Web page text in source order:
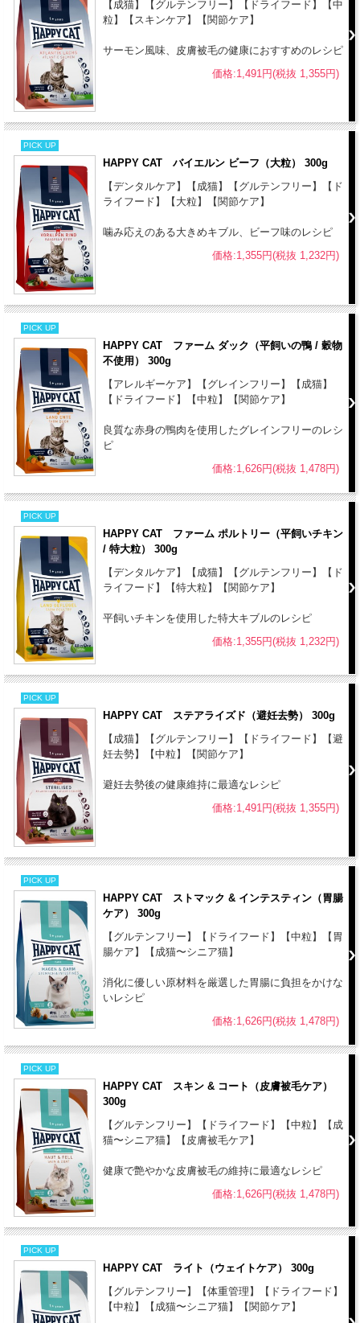
リン - 0.95%
カリウム - 0.6 %
ナトリウム - 0.6 %
マグネシウム - 0.08 %
代謝エネルギー：352.5kcal / 100g
粒の大きさ：Mix Kibbles（直径10mm 厚み6mm）
原産国：ドイツ
●パッケージ記載の給与量を目安にしてください。
●いつでも新鮮な水が飲めるようにしておいてください。
●給与回数は、1日に2回が一般的です。
●フードの切り替えは、現在の食事に当製品を少しずつ増量し、約7日
間を目安に切り替えてください。
【保存方法】
●ハッピーキャットは、合成保存料は無添加です。高温多湿、直射日
光を避け、涼しい場所での保管をお願いします。
●開封後は賞味期限に関わらず、なるべくお早めにご使用ください。
●本品は猫専用フードです。誤食防止のため、小児の手の届かない場
所に保管してください。
●本品は自然素材を使用しておりますので、原材料の産地や収穫時期
等により、粒の見た目や大きさに若干差がある場合がありますが、品
質上問題はありません。
●開封後は虫が入らないように、しっかりと密封して下さい。
【成猫】【グルテンフリー】【ドライフード】【中
粒】【スキンケア】【関節ケア】
サーモン風味、皮膚被毛の健康におすすめのレシピ
価格:1,491円(税抜 1,355円)
PICK UP
HAPPY CAT バイエルン ビーフ（大粒） 300g
【デンタルケア】【成猫】【グルテンフリー】【ド
ライフード】【大粒】【関節ケア】
噛み応えのある大きめキブル、ビーフ味のレシピ
価格:1,355円(税抜 1,232円)
PICK UP
HAPPY CAT ファーム ダック（平飼いの鴨 / 穀物
不使用） 300g
【アレルギーケア】【グレインフリー】【成猫】
【ドライフード】【中粒】【関節ケア】
良質な赤身の鴨肉を使用したグレインフリーのレシ
ピ
価格:1,626円(税抜 1,478円)
PICK UP
HAPPY CAT ファーム ポルトリー（平飼いチキン
/ 特大粒） 300g
【デンタルケア】【成猫】【グルテンフリー】【ド
ライフード】【特大粒】【関節ケア】
平飼いチキンを使用した特大キブルのレシピ
価格:1,355円(税抜 1,232円)
PICK UP
HAPPY CAT ステアライズド（避妊去勢） 300g
【成猫】【グルテンフリー】【ドライフード】【避
妊去勢】【中粒】【関節ケア】
避妊去勢後の健康維持に最適なレシピ
価格:1,491円(税抜 1,355円)
PICK UP
HAPPY CAT ストマック & インテスティン（胃腸
ケア） 300g
【グルテンフリー】【ドライフード】【中粒】【胃
腸ケア】【成猫〜シニア猫】
消化に優しい原材料を厳選した胃腸に負担をかけな
いレシピ
価格:1,626円(税抜 1,478円)
PICK UP
HAPPY CAT スキン & コート（皮膚被毛ケア）
300g
【グルテンフリー】【ドライフード】【中粒】【成
猫〜シニア猫】【皮膚被毛ケア】
健康で艶やかな皮膚被毛の維持に最適なレシピ
価格:1,626円(税抜 1,478円)
PICK UP
HAPPY CAT ライト（ウェイトケア） 300g
【グルテンフリー】【体重管理】【ドライフード】
【中粒】【成猫〜シニア猫】【関節ケア】